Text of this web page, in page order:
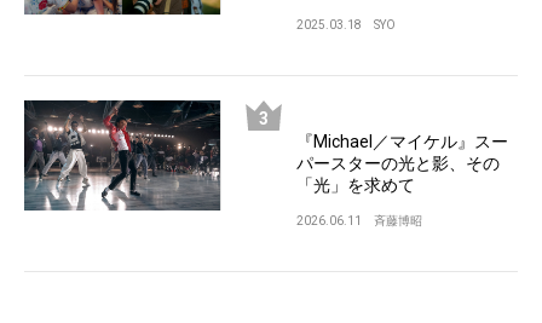
2025.03.18 SYO
『Michael／マイケル』スー
パースターの光と影、その
「光」を求めて
2026.06.11 斉藤博昭